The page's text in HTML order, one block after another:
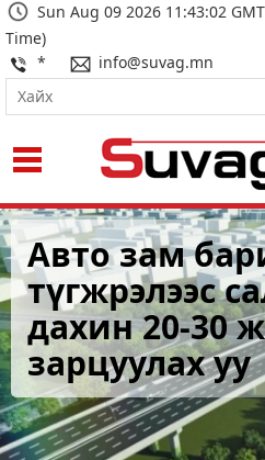
Sun Aug 09 2026 11:43:03
Time)
*
info@suvag.mn
ХЗДХ-ийн
Улсын цахим
дунд 400,000
хаяг байн
Авто зам
түгжрэлээс
дахин 20-30
зарцуулах уу
Сэлбэ голын
тохижилтын
дуусгана